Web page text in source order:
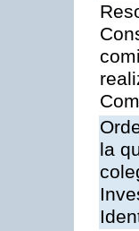
la